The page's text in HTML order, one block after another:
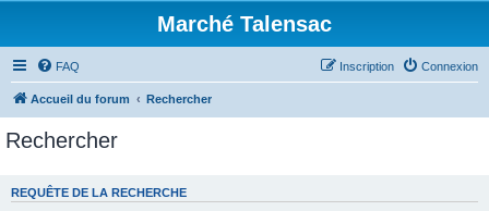
Marché Talensac
FAQ Connexion
Inscription
Accueil du forum Rechercher
Rechercher
REQUÊTE DE LA RECHERCHE